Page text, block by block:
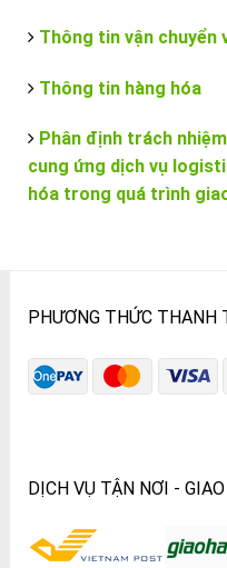
Thông tin vận chuyển
Thông tin hàng hóa
Phân định trách
cung ứng dịch vụ
hóa trong quá trình
PHƯƠNG THỨC THANH
DỊCH VỤ TẬN NƠI -